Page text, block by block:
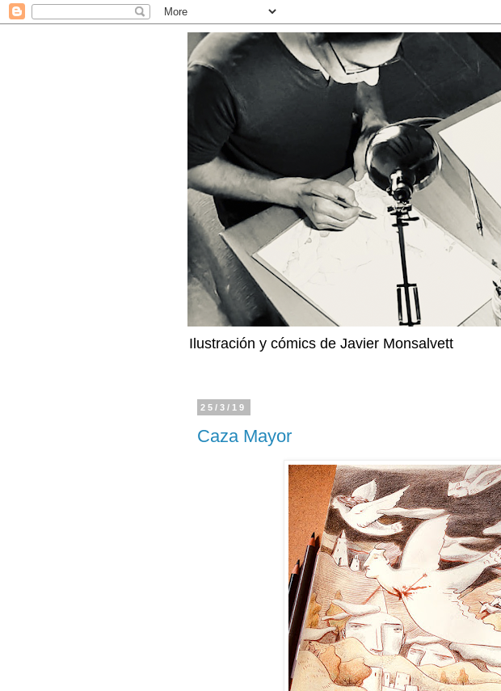
Ilustración y cómics de Javier Monsalvett
25/3/19
Caza Mayor